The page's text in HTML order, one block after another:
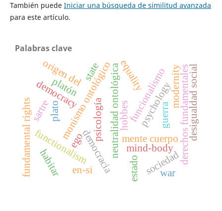
También puede Iniciar una búsqueda de similitud avanzada
para este artículo.
Palabras clave
funcionalismo
neutralidad ontológicamente cuerpo
monismo ontológico
functionalism mind-body
democracia derechos fundamentalesdesigualdad social
democracy
fundamental rights
platón
psicología
plato psychology
sociedad
habitar
hobbes guerra
estado
origen del equality
war
state
sartre
en-si
ego
modernity